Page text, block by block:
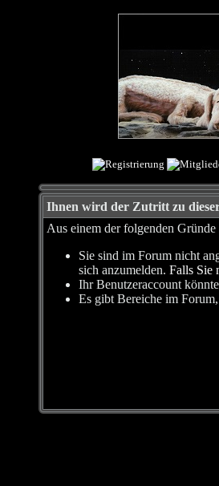
Ihnen wird der Zutritt zu
Aus einem der folgenden
Sie sind im Forum nicht
sich anzumelden. Falls Sie
Ihr Benutzeraccount
Es gibt Bereiche im